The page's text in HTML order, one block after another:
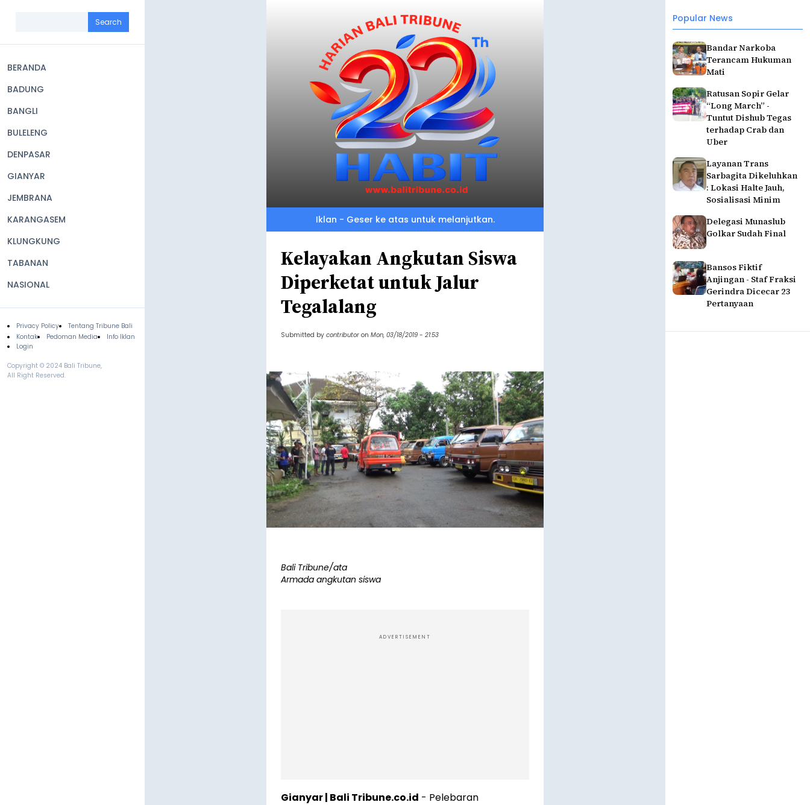
navigation
BERANDA
BADUNG
BANGLI
BULELENG
DENPASAR
GIANYAR
JEMBRANA
KARANGASEM
KLUNGKUNG
TABANAN
NASIONAL
Footer
Privacy Policy
Tentang Tribune Bali
Kontak
Pedoman Media
Info Iklan
Login
Copyright © 2024 Bali Tribune,
All Right Reserved.
Popular News
Bandar Narkoba
Terancam Hukuman
Mati
Ratusan Sopir Gelar
“Long March” -
Tuntut Dishub Tegas
terhadap Crab dan
Uber
Layanan Trans
Sarbagita Dikeluhkan
: Lokasi Halte Jauh,
Sosialisasi Minim
Delegasi Munaslub
Golkar Sudah Final
Bansos Fiktif
Anjingan - Staf Fraksi
Gerindra Dicecar 23
Pertanyaan
Iklan - Geser ke atas untuk melanjutkan.
Kelayakan Angkutan Siswa
Diperketat untuk Jalur
Tegalalang
Submitted by contributor on Mon, 03/18/2019 - 21:53
Bali Tribune/ata
Armada angkutan siswa
ADVERTISEMENT
Gianyar | Bali Tribune.co.id - Pelebaran